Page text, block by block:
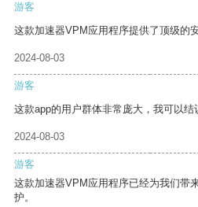
游客
这款加速器VPM应用程序提供了顶级的
2024-08-03
游客
这款app的用户群体非常庞大，我可以结
2024-08-03
游客
这款加速器VPM应用程序已经为我们带
护。